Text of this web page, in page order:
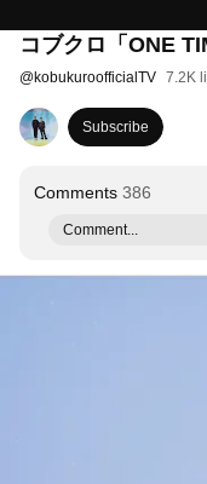
コブクロ「ONE
@kobukuroofficialTV 7.2K
Subscribe
Comments 386
Comment...